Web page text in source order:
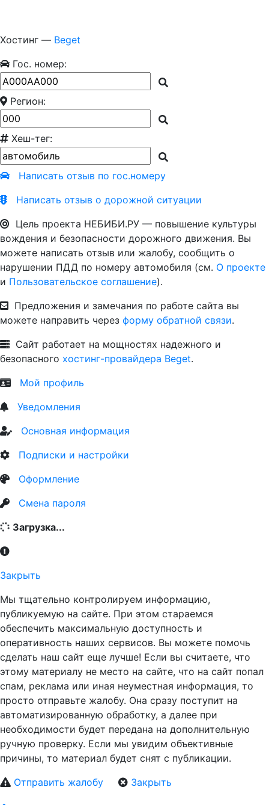
Хостинг — Beget
Гос. номер:
Регион:
Хеш-тег:
Написать отзыв по гос.номеру
Написать отзыв о дорожной ситуации
Цель проекта НЕБИБИ.РУ — повышение культуры
вождения и безопасности дорожного движения. Вы
можете написать отзыв или жалобу, сообщить о
нарушении ПДД по номеру автомобиля (см. О проекте
и Пользовательское соглашение).
Предложения и замечания по работе сайта вы
можете направить через форму обратной связи.
Сайт работает на мощностях надежного и
безопасного хостинг-провайдера Beget.
Мой профиль
Уведомления
Основная информация
Подписки и настройки
Оформление
Смена пароля
Загрузка...
Закрыть
Мы тщательно контролируем информацию,
публикуемую на сайте. При этом стараемся
обеспечить максимальную доступность и
оперативность наших сервисов. Вы можете помочь
сделать наш сайт еще лучше! Если вы считаете, что
этому материалу не место на сайте, что на сайт попал
спам, реклама или иная неуместная информация, то
просто отправьте жалобу. Она сразу поступит на
автоматизированную обработку, а далее при
необходимости будет передана на дополнительную
ручную проверку. Если мы увидим объективные
причины, то материал будет снят с публикации.
Отправить жалобу
Закрыть